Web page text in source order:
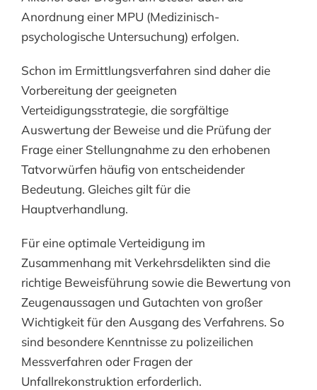
Anordnung einer MPU (Medizinisch-
psychologische Untersuchung) erfolgen.
Schon im Ermittlungsverfahren sind daher die
Vorbereitung der geeigneten
Verteidigungsstrategie, die sorgfältige
Auswertung der Beweise und die Prüfung der
Frage einer Stellungnahme zu den erhobenen
Tatvorwürfen häufig von entscheidender
Bedeutung. Gleiches gilt für die
Hauptverhandlung.
Für eine optimale Verteidigung im
Zusammenhang mit Verkehrsdelikten sind die
richtige Beweisführung sowie die Bewertung von
Zeugenaussagen und Gutachten von großer
Wichtigkeit für den Ausgang des Verfahrens. So
sind besondere Kenntnisse zu polizeilichen
Messverfahren oder Fragen der
Unfallrekonstruktion erforderlich.